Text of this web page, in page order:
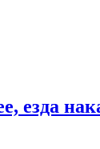
езда